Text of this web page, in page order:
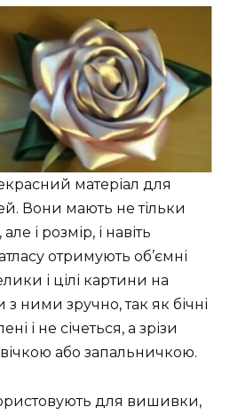
матеріал для
Вони мають не тільки
і розмір, і навіть
отримують об’ємні
і цілі картини на
ними зручно, так як бічні
і не січеться, а зрізи
або запальничкою.
для вишивки,